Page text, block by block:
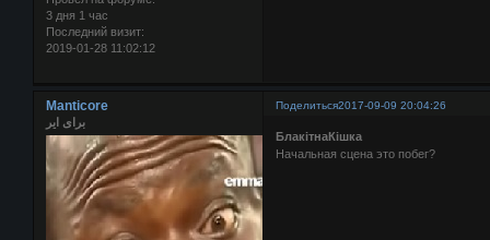
3 дня 1 час
Последний визит:
2019-01-28 11:02:12
Поделиться2017-09-09 20:04:26
Manticore
برای ایر
БлакiтнаКiшка
Начальная сцена это побег?